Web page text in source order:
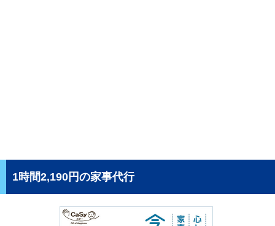
1時間2,190円の家事代行